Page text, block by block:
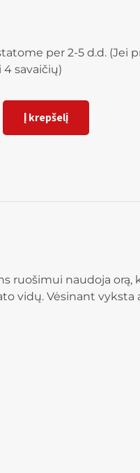
per 2-5 d.d. (Jei
savaičių)
Į krepšelį
naudoja orą,
vidų. Vėsinant vyksta